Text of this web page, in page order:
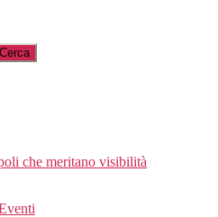
che meritano visibilità
Categorie